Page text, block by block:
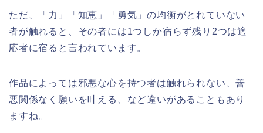
ただ、「力」「知恵」「勇気」の均衡がとれていない
者が触れると、その者には1つしか宿らず残り2つは適
応者に宿ると言われています。
作品によっては邪悪な心を持つ者は触れられない、善
悪関係なく願いを叶える、など違いがあることもあり
ますね。